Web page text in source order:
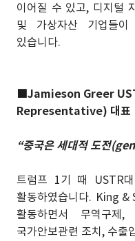
이어질 수 있고, 디지털
및 가상자산 기업들
있습니다.
■Jamieson Greer
Representative) 대표
“중국은 세대적 도전
트럼프 1기 때 USTR
활동하였습니다. King &
활동하면서 무역구
국가안보관련 조치, 수출